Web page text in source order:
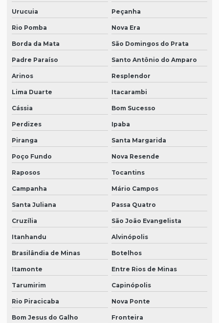
Urucuia Peçanha
Rio Pomba Nova Era
Borda da Mata São Domingos do Prata
Padre Paraíso Santo Antônio do Amparo
Arinos Resplendor
Lima Duarte Itacarambi
Cássia Bom Sucesso
Perdizes Ipaba
Piranga Santa Margarida
Poço Fundo Nova Resende
Raposos Tocantins
Campanha Mário Campos
Santa Juliana Passa Quatro
Cruzília São João Evangelista
Itanhandu Alvinópolis
Brasilândia de Minas Botelhos
Itamonte Entre Rios de Minas
Tarumirim Capinópolis
Rio Piracicaba Nova Ponte
Bom Jesus do Galho Fronteira